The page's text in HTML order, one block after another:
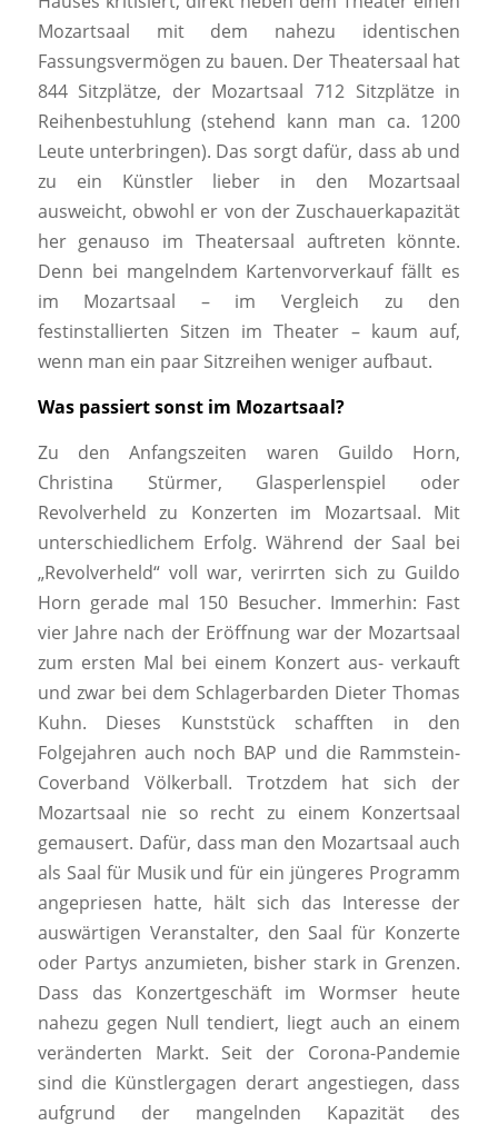
Mozartsaal mit dem nahezu identischen
Fassungsvermögen zu bauen. Der Theatersaal hat
844 Sitzplätze, der Mozartsaal 712 Sitzplätze in
Reihenbestuhlung (stehend kann man ca. 1200
Leute unterbringen). Das sorgt dafür, dass ab und
zu ein Künstler lieber in den Mozartsaal
ausweicht, obwohl er von der Zuschauerkapazität
her genauso im Theatersaal auftreten könnte.
Denn bei mangelndem Kartenvorverkauf fällt es
im Mozartsaal – im Vergleich zu den
festinstallierten Sitzen im Theater – kaum auf,
wenn man ein paar Sitzreihen weniger aufbaut.
Was passiert sonst im Mozartsaal?
Zu den Anfangszeiten waren Guildo Horn,
Christina Stürmer, Glasperlenspiel oder
Revolverheld zu Konzerten im Mozartsaal. Mit
unterschiedlichem Erfolg. Während der Saal bei
„Revolverheld“ voll war, verirrten sich zu Guildo
Horn gerade mal 150 Besucher. Immerhin: Fast
vier Jahre nach der Eröffnung war der Mozartsaal
zum ersten Mal bei einem Konzert aus- verkauft
und zwar bei dem Schlagerbarden Dieter Thomas
Kuhn. Dieses Kunststück schafften in den
Folgejahren auch noch BAP und die Rammstein-
Coverband Völkerball. Trotzdem hat sich der
Mozartsaal nie so recht zu einem Konzertsaal
gemausert. Dafür, dass man den Mozartsaal auch
als Saal für Musik und für ein jüngeres Programm
angepriesen hatte, hält sich das Interesse der
auswärtigen Veranstalter, den Saal für Konzerte
oder Partys anzumieten, bisher stark in Grenzen.
Dass das Konzertgeschäft im Wormser heute
nahezu gegen Null tendiert, liegt auch an einem
veränderten Markt. Seit der Corona-Pandemie
sind die Künstlergagen derart angestiegen, dass
aufgrund der mangelnden Kapazität des